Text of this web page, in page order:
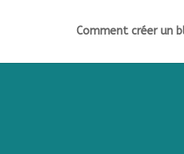
Comment créer un